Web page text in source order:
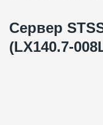
Сервер
(LX140.7-